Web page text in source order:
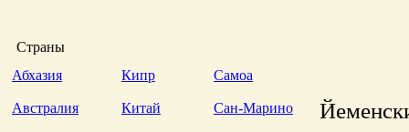
Страны
Абхазия
Австралия
Кипр
Китай
Самоа
Сан-Марино